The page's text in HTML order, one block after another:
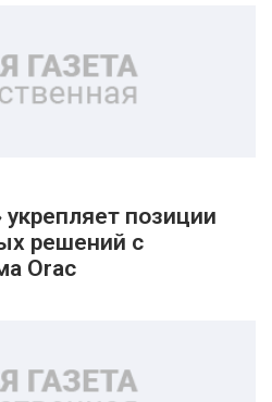
позиции
решений с
Orac